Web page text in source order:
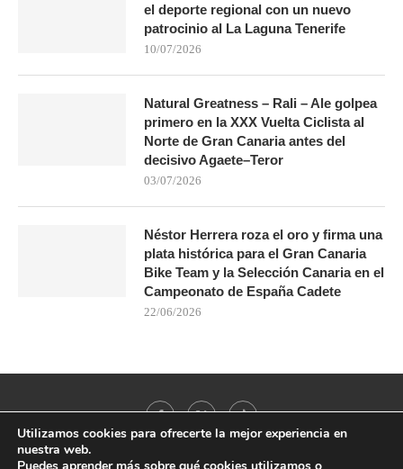
el deporte regional con un nuevo
patrocinio al La Laguna Tenerife
10/07/2026
Natural Greatness – Rali – Ale golpea
primero en la XXX Vuelta Ciclista al
Norte de Gran Canaria antes del
decisivo Agaete–Teror
03/07/2026
Néstor Herrera roza el oro y firma una
plata histórica para el Gran Canaria
Bike Team y la Selección Canaria en el
Campeonato de España Cadete
22/06/2026
Utilizamos cookies para ofrecerte la mejor experiencia en
nuestra web.